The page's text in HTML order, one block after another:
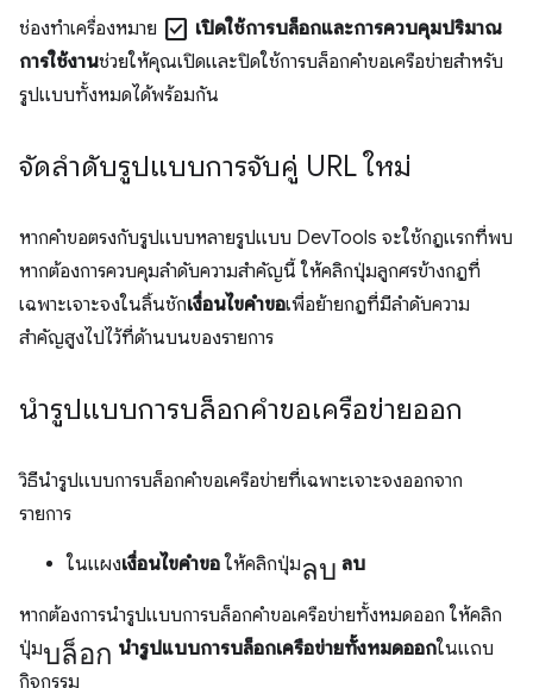
ช่องทำเครื่องหมาย check_box เปิดใช้การบล็อกและการควบคุมปริมาณ
การใช้งานช่วยให้คุณเปิดและปิดใช้การบล็อกคำขอเครือข่ายสำหรับ
รูปแบบทั้งหมดได้พร้อมกัน
จัดลําดับรูปแบบการจับคู่ URL ใหม่
หากคำขอตรงกับรูปแบบหลายรูปแบบ DevTools จะใช้กฎแรกที่พบ
หากต้องการควบคุมลำดับความสำคัญนี้ ให้คลิกปุ่มลูกศรข้างกฎที่
เฉพาะเจาะจงในลิ้นชักเงื่อนไขคำขอเพื่อย้ายกฎที่มีลำดับความ
สำคัญสูงไปไว้ที่ด้านบนของรายการ
นำรูปแบบการบล็อกคำขอเครือข่ายออก
วิธีนำรูปแบบการบล็อกคำขอเครือข่ายที่เฉพาะเจาะจงออกจาก
รายการ
ในแผงเงื่อนไขคำขอให้คลิกปุ่มลบ ลบ
หากต้องการนำรูปแบบการบล็อกคำขอเครือข่ายทั้งหมดออก ให้คลิก
ปุ่มบล็อก นำรูปแบบการบล็อกเครือข่ายทั้งหมดออกในแถบ
กิจกรรม